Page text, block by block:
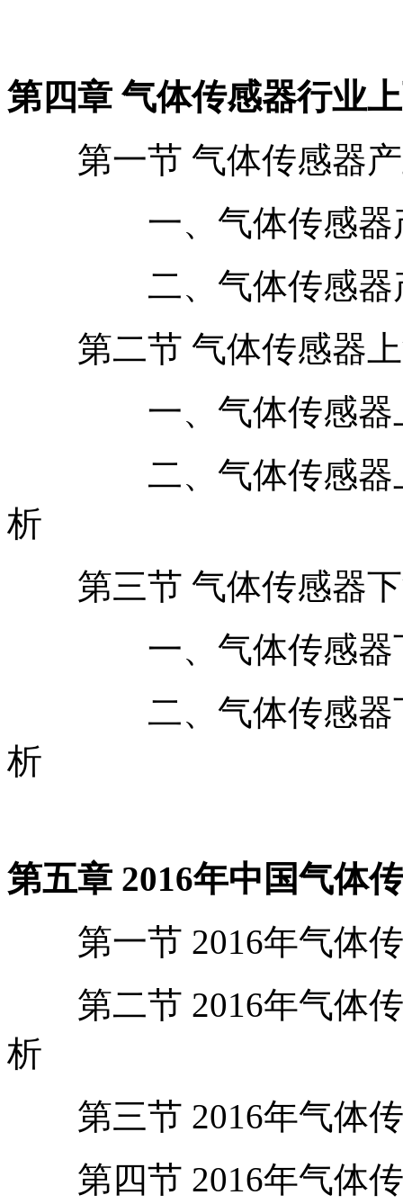
第四章 气体传感器行业
第一节 气体传感器产
一、气体传感器产
二、气体传感器产
第二节 气体传感器上
一、气体传感器上
二、气体传感器上
析
第三节 气体传感器下
一、气体传感器下
二、气体传感器下
析
第五章 2016年中国气体
第一节 2016年气体传
第二节 2016年气体传
析
第三节 2016年气体传
第四节 2016年气体传